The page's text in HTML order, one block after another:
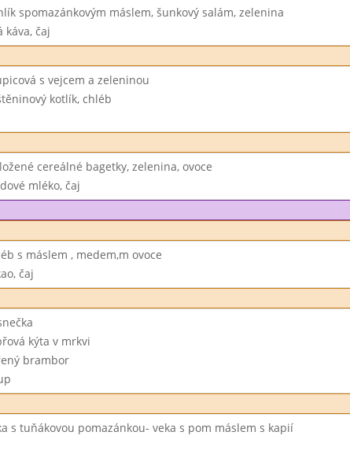
spomazánkovým máslem, šunkový salám, zelenina
káva, čaj
s vejcem a zeleninou
kotlík, chléb
cereálné bagetky, zelenina, ovoce
mléko, čaj
s máslem , medem,m ovoce
čaj
kýta v mrkvi
brambor
s tuňákovou pomazánkou- veka s pom máslem s kapií